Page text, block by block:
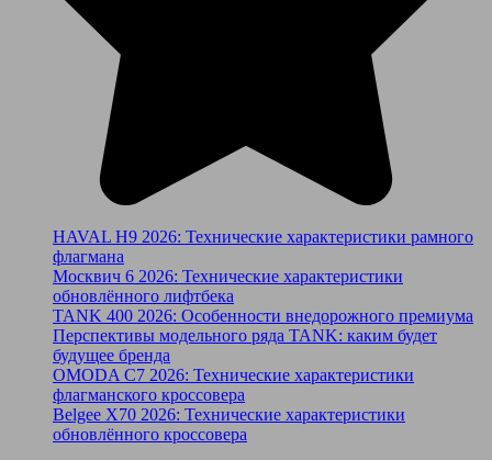
HAVAL H9 2026: Технические характеристики рамного
флагмана
Москвич 6 2026: Технические характеристики
обновлённого лифтбека
TANK 400 2026: Особенности внедорожного премиума
Перспективы модельного ряда TANK: каким будет
будущее бренда
OMODA C7 2026: Технические характеристики
флагманского кроссовера
Belgee X70 2026: Технические характеристики
обновлённого кроссовера